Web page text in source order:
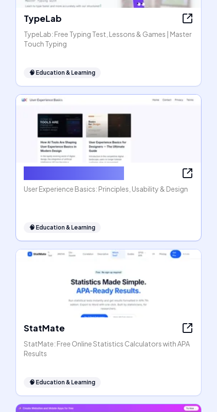
TypeLab
TypeLab: Free Typing Test, Lessons & Games | Master
Touch Typing
🧠 Education & Learning
User Experience Basics: Principles, Usability & Design
🧠 Education & Learning
StatMate
StatMate: Free Online Statistics Calculators with APA
Results
🧠 Education & Learning